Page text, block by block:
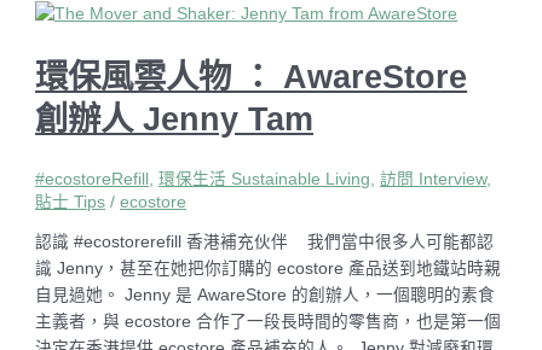
環保風雲人物 ： AwareStore
創辦人 Jenny Tam
#ecostoreRefill ,環保生活 Sustainable Living ,訪問 Interview,
貼士 Tips /ecostore
認識 #ecostorerefill 香港補充伙伴 我們當中很多人可能都認
識 Jenny，甚至在她把你訂購的 ecostore 產品送到地鐵站時親
自見過她。 Jenny 是 AwareStore 的創辦人，一個聰明的素食
主義者，與 ecostore 合作了一段長時間的零售商，也是第一個